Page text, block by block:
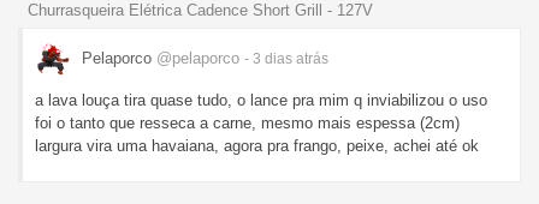
Churrasqueira Elétrica Cadence Short Grill - 127V
Pelaporco @pelaporco - 3 dias atrás
a lava louça tira quase tudo, o lance pra mim q inviabilizou o uso
foi o tanto que resseca a carne, mesmo mais espessa (2cm)
largura vira uma havaiana, agora pra frango, peixe, achei até ok